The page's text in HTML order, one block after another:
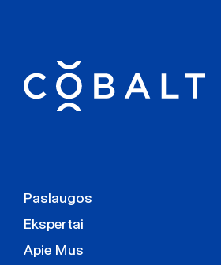
Paslaugos
Ekspertai
Apie Mus